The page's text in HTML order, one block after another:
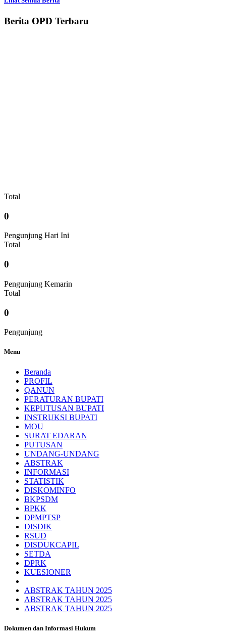
Berita OPD Terbaru
Total
0
Pengunjung Hari Ini
Total
0
Pengunjung Kemarin
Total
0
Pengunjung
Menu
Beranda
PROFIL
QANUN
PERATURAN BUPATI
KEPUTUSAN BUPATI
INSTRUKSI BUPATI
MOU
SURAT EDARAN
PUTUSAN
UNDANG-UNDANG
ABSTRAK
INFORMASI
STATISTIK
DISKOMINFO
BKPSDM
BPKK
DPMPTSP
DISDIK
RSUD
DISDUKCAPIL
SETDA
DPRK
KUESIONER
ABSTRAK TAHUN 2025
ABSTRAK TAHUN 2025
ABSTRAK TAHUN 2025
Dokumen dan Informasi Hukum